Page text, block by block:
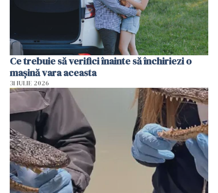
Ce trebuie să verifici înainte să închiriezi o
mașină vara aceasta
31 IULIE 2026